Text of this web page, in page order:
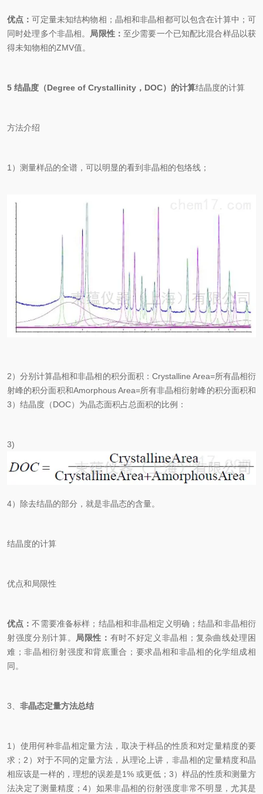
优点：可定量未知结构物相；晶相和非晶相都可以包含在计算中；可
同时处理多个非晶相。
局限性： 至少需要一个已知配比混合样品以获
得未知物相的ZMV值。
5 结晶度（Degree of Crystallinity，DOC）的计算结晶度的计算
方法介绍
1）测量样品的全谱，可以明显的看到非晶相的包络线；
2）分别计算晶相和非晶相的积分面积：Crystalline Area=所有晶相衍
射峰的积分面积和Amorphous Area=所有非晶相衍射峰的积分面积和
3）结晶度（DOC）为晶态面积占总面积的比例：
3)
4）除去结晶的部分，就是非晶态的含量。
结晶度的计算
优点和局限性
优点：不需要准备标样；结晶相和非晶相定义明确；结晶和非晶相衍
射强度分别计算。 局限性： 有时不好定义非晶相；复杂曲线处理困
难；非晶相衍射强度和背底重合；要求晶相和非晶相的化学组成相
同。
3、 非晶态定量方法总结
1）使用何种非晶相定量方法，取决于样品的性质和对定量精度的要
求；2）对于不同的定量方法，从理论上讲，非晶相的定量精度和晶
相应该是一样的，理想的误差是1% 或更低；3）样品的性质和测量方
法决定了测量精度；4）如果非晶相的衍射强度非常不明显，尤其是